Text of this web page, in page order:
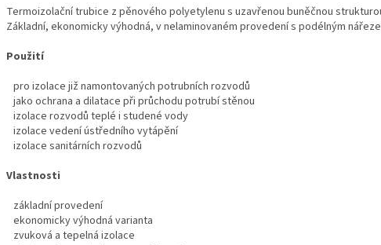
Termoizolační trubice z pěnového polyetylenu s uzavřenou buněčnou
Základní, ekonomicky výhodná, v nelaminovaném provedení s podélným
Použití
pro izolace již namontovaných potrubních rozvodů
jako ochrana a dilatace při průchodu potrubí stěnou
izolace rozvodů teplé i studené vody
izolace vedení ústředního vytápění
izolace sanitárních rozvodů
Vlastnosti
základní provedení
ekonomicky výhodná varianta
zvuková a tepelná izolace